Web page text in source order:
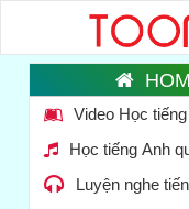
Video Học
Học tiếng Anh
Luyện nghe